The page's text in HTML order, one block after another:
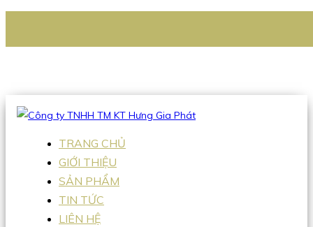
Hotline:0938 336 079
TRANG CHỦ
GIỚI THIỆU
SẢN PHẨM
TIN TỨC
LIÊN HỆ